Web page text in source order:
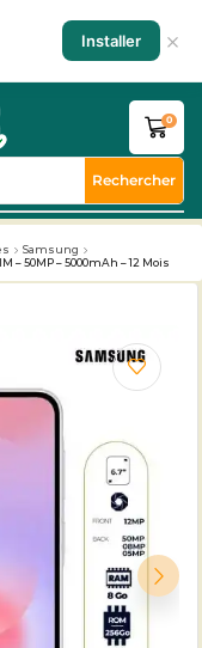
Rechercher
0
Samsung
– 50MP – 5000mAh – 12 Mois
Installer ×